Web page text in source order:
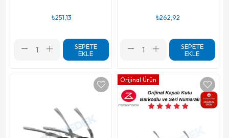
₺251,13
SEPETE
EKLE
₺262,92
SEPETE
EKLE
Orijinal Ürün